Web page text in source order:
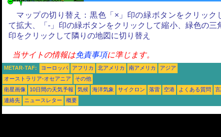
マップの切り替え：黒色「×」印の緑ボタンをクリック
て拡大、「-」印の緑ボタンをクリックして縮小、緑色の三
印をクリックして隣りの地図に切り替え
当サイトの情報は免責事項に準じます。
METAR-TAF: ヨーロッパ アフリカ 北アメリカ 南アメリカ
アジア
オーストラリア-オセアニア
その他
衛星画像
10日間の天気予報 気候 海洋気象 サイクロン 落雷 空港 よくある質問
連絡先
ニュースレター 概要